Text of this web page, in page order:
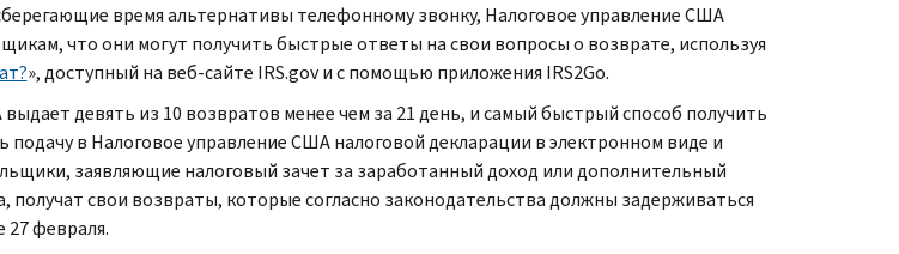
время альтернативы телефонному звонку, Налоговое управление США
что они могут получить быстрые ответы на свои вопросы о возврате, используя
», доступный на веб-сайте IRS.gov и с помощью приложения IRS2Go.
девять из 10 возвратов менее чем за 21 день, и самый быстрый способ получить
подачу в Налоговое управление США налоговой декларации в электронном виде и
заявляющие налоговый зачет за заработанный доход или дополнительный
получат свои возвраты, которые согласно законодательства должны задерживаться
27 февраля.